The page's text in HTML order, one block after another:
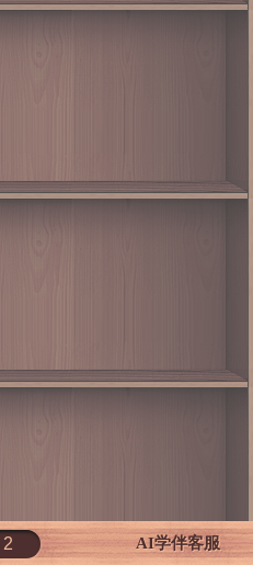
AI学伴客服